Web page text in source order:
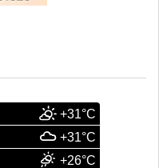
+31°C
+31°C
+26°C